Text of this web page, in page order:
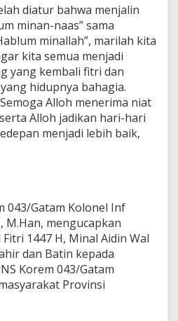
diatur bahwa menjalin
minan-naas” sama
minallah”, marilah kita
kita semua menjadi
yang kembali fitri dan
hidupnya bahagia.
Alloh menerima niat
Alloh jadikan hari-hari
menjadi lebih baik,
043/Gatam Kolonel Inf
M.Han, mengucapkan
1447 H, Minal Aidin Wal
dan Batin kepada
Korem 043/Gatam
Provinsi